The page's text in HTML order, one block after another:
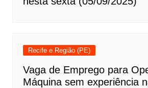
Recife e Região (PE)
Vaga de Emprego para
Máquina sem experiência